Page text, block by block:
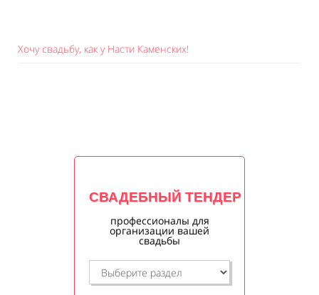
Хочу свадьбу, как у Насти Каменских!
СВАДЕБНЫЙ ТЕНДЕР
профессионалы для
организации вашей
свадьбы